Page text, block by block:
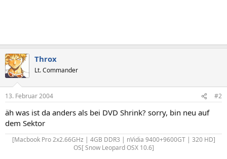
Throx
Lt. Commander
13. Februar 2004 #2
äh was ist da anders als bei DVD Shrink? sorry, bin neu auf
dem Sektor
[Macbook Pro 2x2.66GHz | 4GB DDR3 | nVidia 9400+9600GT | 320 HD]
OS[ Snow Leopard OSX 10.6]​